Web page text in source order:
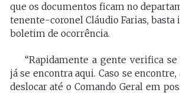
que os documentos ficam no
tenente-coronel Cláudio Farias, basta
boletim de ocorrência.
“Rapidamente a gente verifica
já se encontra aqui. Caso se encontre,
deslocar até o Comando Geral em